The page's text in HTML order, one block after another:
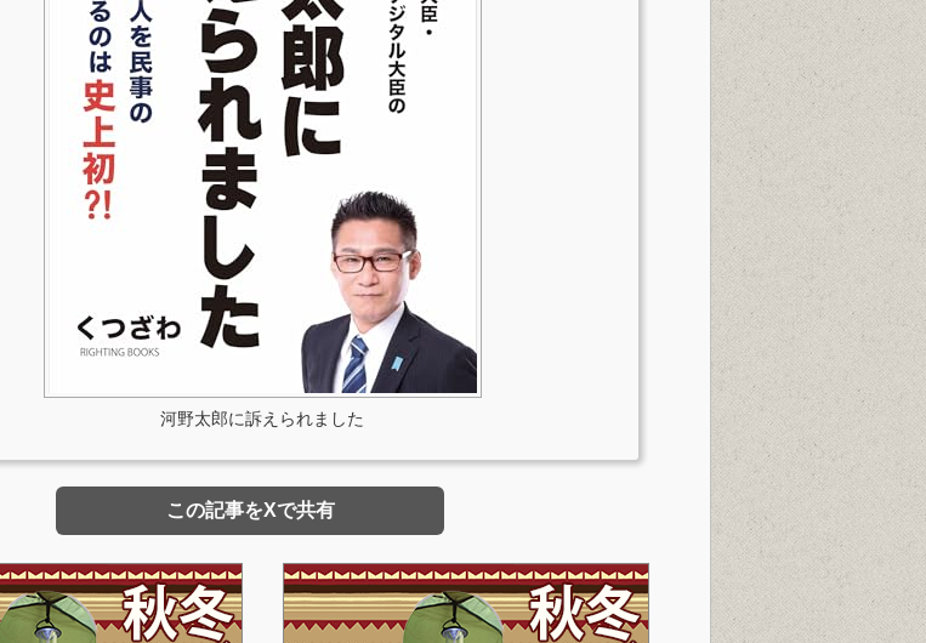
河野太郎に訴えられました
この記事をXで共有